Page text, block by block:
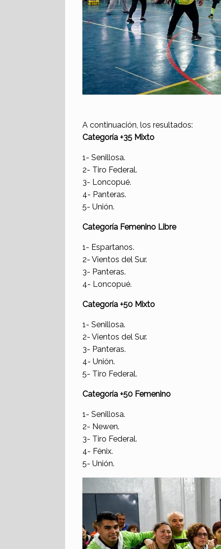
A continuación, los resultados:
Categoría +35 Mixto
1- Senillosa.
2- Tiro Federal.
3- Loncopué.
4- Panteras.
5- Unión.
Categoría Femenino Libre
1- Espartanos.
2- Vientos del Sur.
3- Panteras.
4- Loncopué.
Categoría +50 Mixto
1- Senillosa.
2- Vientos del Sur.
3- Panteras.
4- Unión.
5- Tiro Federal.
Categoría +50 Femenino
1- Senillosa.
2- Newen.
3- Tiro Federal.
4- Fénix.
5- Unión.